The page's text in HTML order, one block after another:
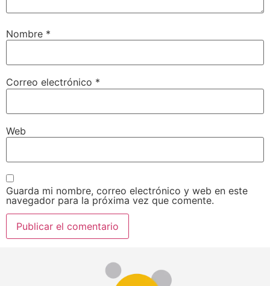
Nombre *
Correo electrónico *
Web
Guarda mi nombre, correo electrónico y web en este
navegador para la próxima vez que comente.